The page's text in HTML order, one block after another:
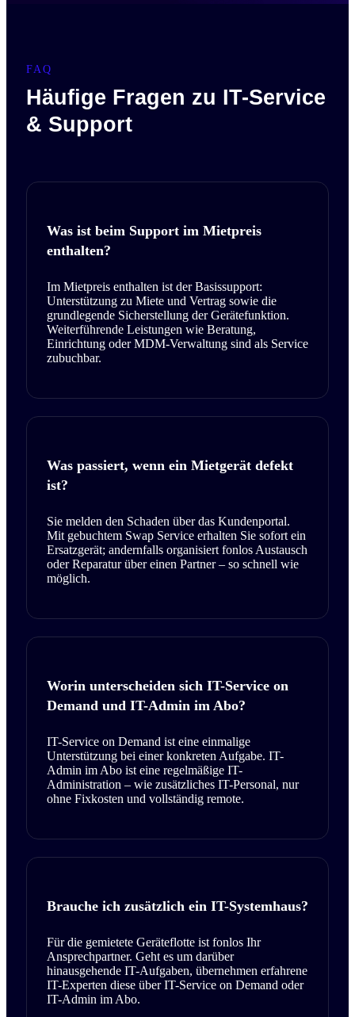
FAQ
Häufige Fragen zu IT-Service
& Support
Was ist beim Support im Mietpreis
enthalten?
Im Mietpreis enthalten ist der Basissupport:
Unterstützung zu Miete und Vertrag sowie die
grundlegende Sicherstellung der Gerätefunktion.
Weiterführende Leistungen wie Beratung,
Einrichtung oder MDM-Verwaltung sind als Service
zubuchbar.
Was passiert, wenn ein Mietgerät defekt
ist?
Sie melden den Schaden über das Kundenportal.
Mit gebuchtem Swap Service erhalten Sie sofort ein
Ersatzgerät; andernfalls organisiert fonlos Austausch
oder Reparatur über einen Partner – so schnell wie
möglich.
Worin unterscheiden sich IT-Service on
Demand und IT-Admin im Abo?
IT-Service on Demand ist eine einmalige
Unterstützung bei einer konkreten Aufgabe. IT-
Admin im Abo ist eine regelmäßige IT-
Administration – wie zusätzliches IT-Personal, nur
ohne Fixkosten und vollständig remote.
Brauche ich zusätzlich ein IT-Systemhaus?
Für die gemietete Geräteflotte ist fonlos Ihr
Ansprechpartner. Geht es um darüber
hinausgehende IT-Aufgaben, übernehmen erfahrene
IT-Experten diese über IT-Service on Demand oder
IT-Admin im Abo.